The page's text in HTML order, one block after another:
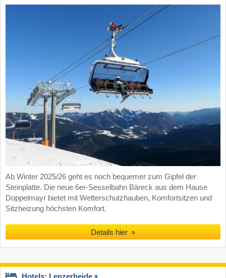
Ab Winter 2025/26 geht es noch bequemer zum Gipfel der
Steinplatte. Die neue 6er-Sesselbahn Bäreck aus dem Hause
Doppelmayr bietet mit Wetterschutzhauben, Komfortsitzen und
Sitzheizung höchsten Komfort.
Details hier